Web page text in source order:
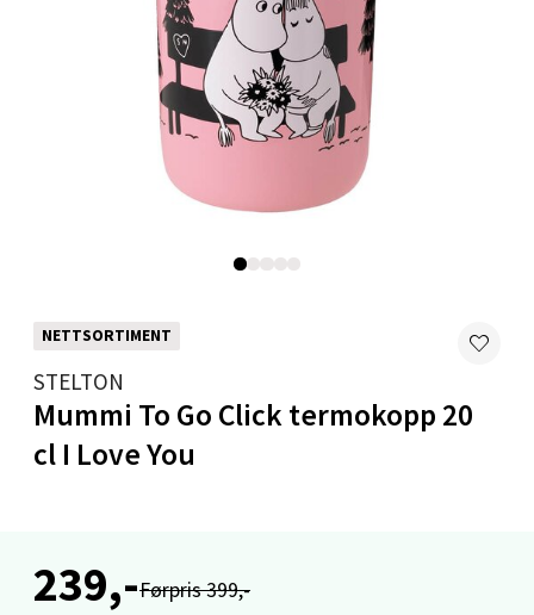
NETTSORTIMENT
STELTON
Mummi To Go Click termokopp 20
cl I Love You
239,-Førpris 399,-
Mandal - Alti Mandal
Skarvøyveien 55, 4517 Mandal
Mo i Rana - Thon Senter Mo i Rana
0 i butikk